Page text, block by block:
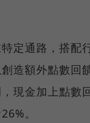
定通路，搭配
造額外點數回
現金加上點數
。